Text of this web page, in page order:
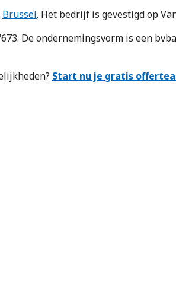
Brussel. Het bedrijf is gevestigd op
De ondernemingsvorm is een
Start nu je gratis